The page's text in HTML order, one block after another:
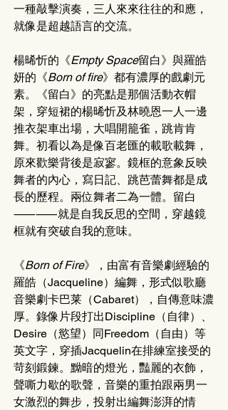
一種敲擊演奏，三人來來往往的和應，
就像是超越語言的交流。
楊晞忻的 《Empty Space留白》 與羅皓
妍的 《Born of fire》 都有濃厚的戲劇元
素。
《留白》 的亮點是那個活動衣帽
架，穿短裙的楊晞忻及林曉恩一人一邊
推衣架車出場，大唱開籠雀，跳肯肯
舞。初看以為是像百老匯的載歌載舞，
原來歡樂背後是寂寥。鏡框的意象反映
舞者的內心，寫日記、跳芭蕾舞都是成
長的歷程。兩位舞者二為一體。留白
⸺⸺就是自我反思的空間，穿越鏡
框就有突破自我的意味。
《Born of Fire》
，由富有音樂劇經驗的
羅皓（Jacqueline）編舞，形式似歌廳
音樂劇卡巴莱（Cabaret），自傳意味濃
厚。錄像片段打出Discipline（自律）、
Desire（慾望）同Freedom（自由）等
英文字，穿插Jacquelin在排練室接受的
苛刻鍛鍊。黝暗的燈光，豔麗的衣飾，
聲嘶力歇的歌聲，音樂的重拍跟兩男一
女激烈的舞步，投射出編舞澎湃的情